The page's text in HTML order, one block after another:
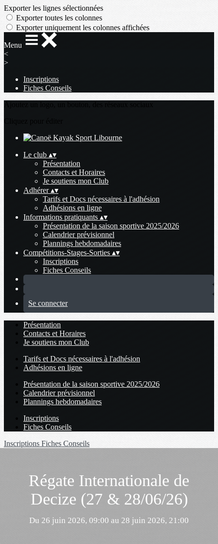
Exporter les lignes sélectionnées
Exporter toutes les colonnes
Exporter uniquement les colonnes affichées
Menu
<
>
Inscriptions
Fiches Conseils
Le club ▴▾
Présentation
Contacts et Horaires
Je soutiens mon Club
Adhérer▴▾
Tarifs et Docs nécessaires à l'adhésion
Adhésions en ligne
Informations pratiquants ▴▾
Présentation de la saison sportive 2025/2026
Calendrier prévisionnel
Plannings hebdomadaires
Compétitions-Stages-Sorties ▴▾
Inscriptions
Fiches Conseils
Se connecter
Présentation
Contacts et Horaires
Je soutiens mon Club
Tarifs et Docs nécessaires à l'adhésion
Adhésions en ligne
Présentation de la saison sportive 2025/2026
Calendrier prévisionnel
Plannings hebdomadaires
Inscriptions
Fiches Conseils
Inscriptions Fiches Conseils
Régate Internationale de
Decize (27 & 28/06/26)
Du 26 juin 2026, 09:00 au 28 juin 2026, 21:00